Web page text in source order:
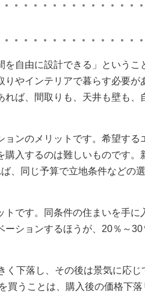
自由に設計できる」というこ
やインテリアで暮らす必要が
ば、間取りも、天井も壁も、
ンのメリットです。希望する
入するのは難しいものです。
、同じ予算で立地条件などの
です。同条件の住まいを手に
ションするほうが、20％～30
く下落し、その後は景気に応じ
買うことは、購入後の価格下